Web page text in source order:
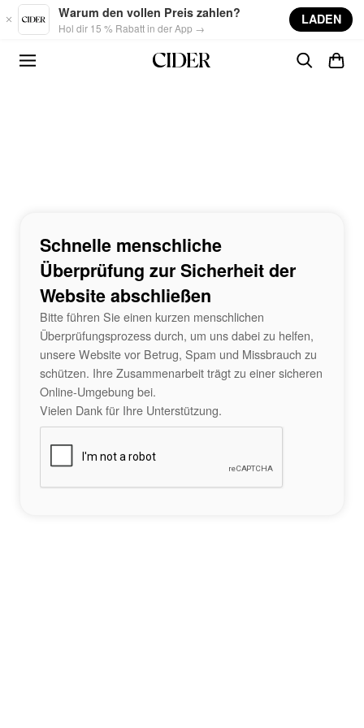
Skip to main content
Warum den vollen Preis zahlen?
Hol dir 15 % Rabatt in der App →
LADEN
Schnelle menschliche
Überprüfung zur Sicherheit der
Website abschließen
Bitte führen Sie einen kurzen menschlichen
Überprüfungsprozess durch, um uns dabei zu helfen,
unsere Website vor Betrug, Spam und Missbrauch zu
schützen. Ihre Zusammenarbeit trägt zu einer sicheren
Online-Umgebung bei.
Vielen Dank für Ihre Unterstützung.